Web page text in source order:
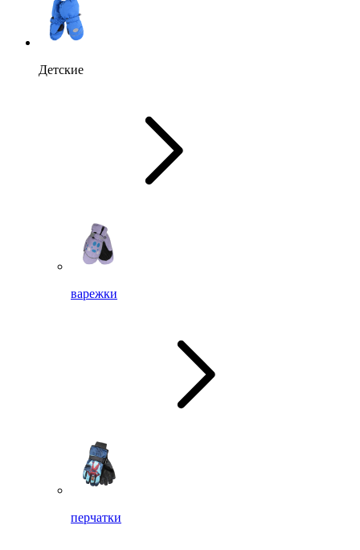
Детские
варежки
перчатки